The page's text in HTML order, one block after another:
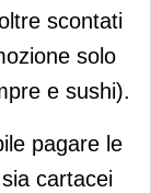
scontati
solo
e sushi).
pagare le
cartacei